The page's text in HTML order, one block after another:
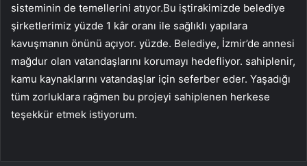
sisteminin de temellerini atıyor.Bu iştirakimizde belediye
şirketlerimiz yüzde 1 kâr oranı ile sağlıklı yapılara
kavuşmanın önünü açıyor. yüzde. Belediye, İzmir’de annesi
mağdur olan vatandaşlarını korumayı hedefliyor. sahiplenir,
kamu kaynaklarını vatandaşlar için seferber eder. Yaşadığı
tüm zorluklara rağmen bu projeyi sahiplenen herkese
teşekkür etmek istiyorum.